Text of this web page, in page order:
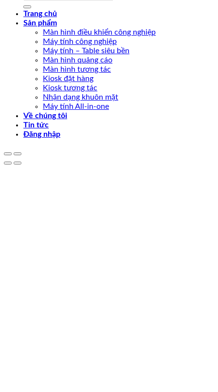
Trang chủ
Sản phẩm
Màn hình điều khiển công nghiệp
Máy tính công nghiệp
Máy tính – Table siêu bền
Màn hình quảng cáo
Màn hình tương tác
Kiosk đặt hàng
Kiosk tương tác
Nhận dạng khuôn mặt
Máy tính All-in-one
Về chúng tôi
Tin tức
Đăng nhập